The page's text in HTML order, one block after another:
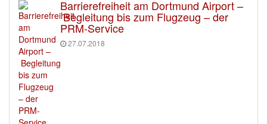
Barrierefreiheit am Dortmund Airport –
Begleitung bis zum Flugzeug – der
PRM-Service
27.07.2018